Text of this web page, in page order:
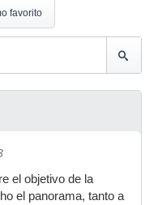
favorito
el objetivo de la
el panorama, tanto a